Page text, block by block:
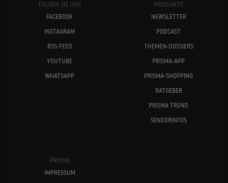
FOLGEN SIE UNS
FACEBOOK
INSTAGRAM
RSS-FEED
YOUTUBE
WHATSAPP
PRODUKTE
NEWSLETTER
PODCAST
THEMEN-DOSSIERS
PRISMA-APP
PRISMA-SHOPPING
RATGEBER
PRISMA TREND
SENDERINFOS
PRISMA
IMPRESSUM